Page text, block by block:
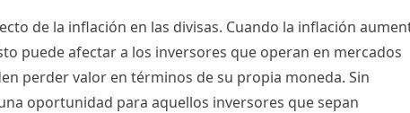
de la inflación en las divisas. Cuando la inflación
puede afectar a los inversores que operan en mercados
perder valor en términos de su propia moneda. Sin
oportunidad para aquellos inversores que sepan